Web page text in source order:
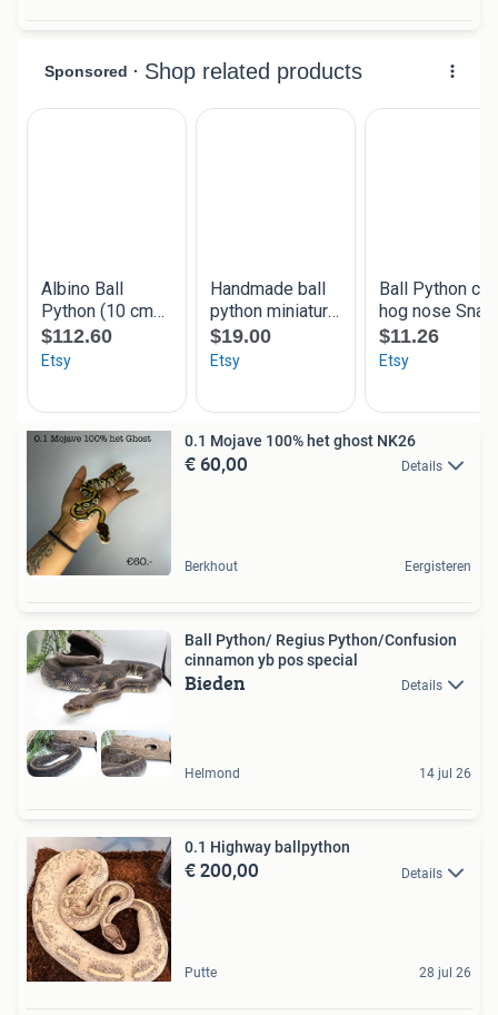
0.1 Mojave 100% het ghost NK26
€ 60,00 Details
Berkhout Eergisteren
Ball Python/ Regius Python/Confusion
cinnamon yb pos special
Bieden Details
Helmond 14 jul 26
0.1 Highway ballpython
€ 200,00 Details
Putte 28 jul 26